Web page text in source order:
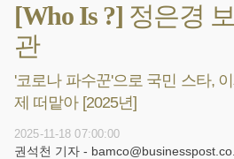
[Who Is ?] 정은경
관
'코로나 파수꾼'으로 국민 스타,
제 떠맡아 [2025년]
2025-11-18 07:00:00
권석천 기자 -